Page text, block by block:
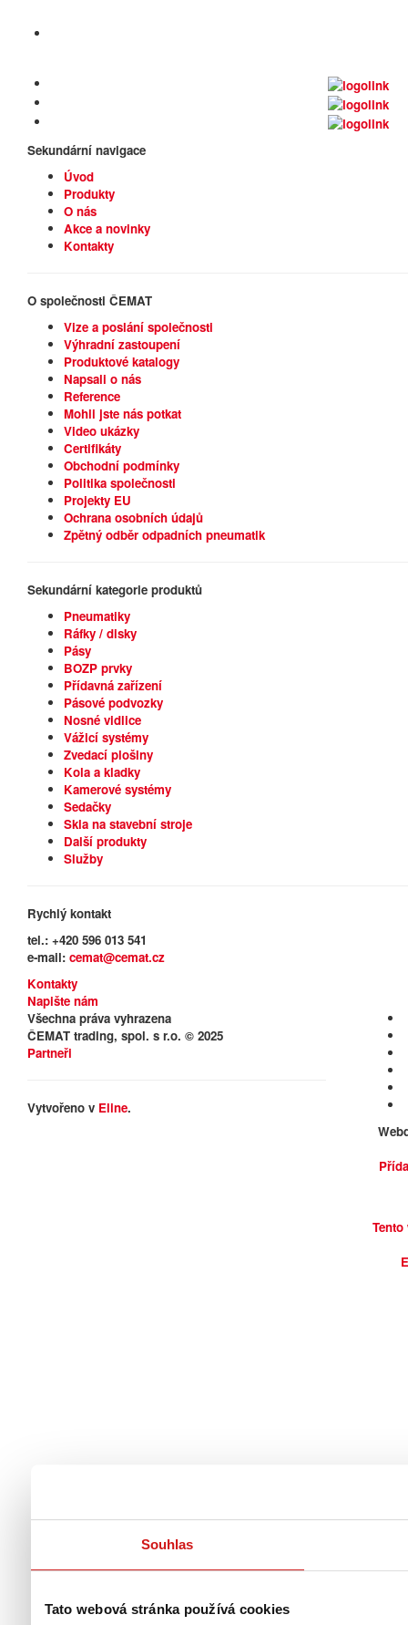
Souhlas
Tato webová stránka používá cookies
Sekundární navigace
Úvod
Produkty
O nás
Akce a novinky
Kontakty
O společnosti ČEMAT
Vize a poslání společnosti
Výhradní zastoupení
Produktové katalogy
Napsali o nás
Reference
Mohli jste nás potkat
Video ukázky
Certifikáty
Obchodní podmínky
Politika společnosti
Projekty EU
Ochrana osobních údajů
Zpětný odběr odpadních pneumatik
Sekundární kategorie produktů
Pneumatiky
Ráfky / disky
Pásy
BOZP prvky
Přídavná zařízení
Pásové podvozky
Nosné vidlice
Vážicí systémy
Zvedací plošiny
Kola a kladky
Kamerové systémy
Sedačky
Skla na stavební stroje
Další produkty
Služby
Rychlý kontakt
tel.: +420 596 013 541
e-mail: cemat@cemat.cz
Kontakty
Napište nám
Všechna práva vyhrazena
ČEMAT trading, spol. s r.o. © 2025
Partneři
Vytvořeno v Eline.